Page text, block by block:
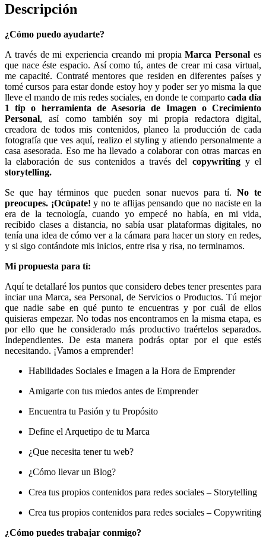
Descripción
¿Cómo puedo ayudarte?
A través de mi experiencia creando mi propiaMarca Personales
que nace éste espacio. Así como tú, antes de crear mi casa virtual,
me capacité. Contraté mentores que residen en diferentes países y
tomé cursos para estar donde estoy hoy y poder ser yo misma la que
lleve el mando de mis redes sociales, en donde te comparto cada día
1 tip o herramienta de Asesoría de Imagen o Crecimiento
Personal, así como también soy mi propia redactora digital,
creadora de todos mis contenidos, planeo la producción de cada
fotografía que ves aquí, realizo el styling y atiendo personalmente a
casa asesorada. Eso me ha llevado a colaborar con otras marcas en
la elaboración de sus contenidos a través del copywritingy el
storytelling.
Se que hay términos que pueden sonar nuevos para tí.No te
preocupes. ¡Ocúpate!y no te aflijas pensando que no naciste en la
era de la tecnología, cuando yo empecé no había, en mi vida,
recibido clases a distancia, no sabía usar plataformas digitales, no
tenía una idea de cómo ver a la cámara para hacer un story en redes,
y si sigo contándote mis inicios, entre risa y risa, no terminamos.
Mi propuesta para tí:
Aquí te detallaré los puntos que considero debes tener presentes para
inciar una Marca, sea Personal, de Servicios o Productos. Tú mejor
que nadie sabe en qué punto te encuentras y por cuál de ellos
quisieras empezar. No todas nos encontramos en la misma etapa, es
por ello que he considerado más productivo traértelos separados.
Independientes. De esta manera podrás optar por el que estés
necesitando. ¡Vamos a emprender!
Habilidades Sociales e Imagen a la Hora de Emprender
Amigarte con tus miedos antes de Emprender
Encuentra tu Pasión y tu Propósito
Define el Arquetipo de tu Marca
¿Que necesita tener tu web?
¿Cómo llevar un Blog?
Crea tus propios contenidos para redes sociales – Storytelling
Crea tus propios contenidos para redes sociales – Copywriting
¿Cómo puedes trabajar conmigo?